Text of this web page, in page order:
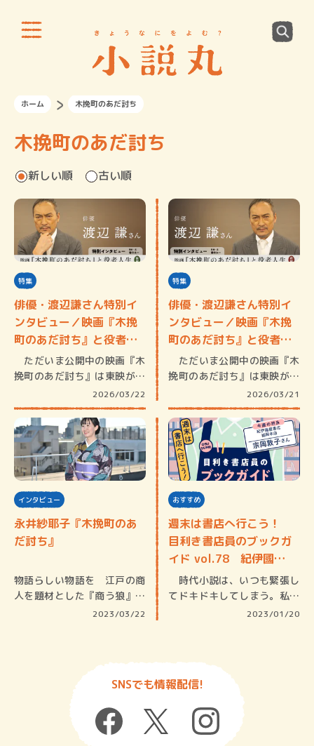
ホーム 木挽町のあだ討ち
木挽町のあだ討ち
新しい順 古い順
特集
俳優・渡辺謙さん特別イ
ンタビュー／映画『木挽
町のあだ討ち』と役者人
生【…
ただいま公開中の映画『木
挽町のあだ討ち』は東映が京
2026/03/22
特集
俳優・渡辺謙さん特別イ
ンタビュー／映画『木挽
町のあだ討ち』と役者人
生【…
ただいま公開中の映画『木
挽町のあだ討ち』は東映が京
2026/03/21
インタビュー
永井紗耶子『木挽町のあ
だ討ち』
物語らしい物語を 江戸の商
人を題材とした『商う狼』は
2023/03/22
おすすめ
週末は書店へ行こう！
目利き書店員のブックガ
イド vol.78 紀伊國…
時代小説は、いつも緊張し
てドキドキしてしまう。私自
2023/01/20
SNSでも情報配信!